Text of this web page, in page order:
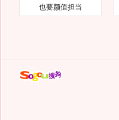
也要颜值担当